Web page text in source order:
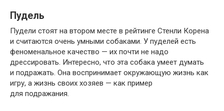
Пудель
Пудели стоят на втором месте в рейтинге Стенли Корена
и считаются очень умными собаками. У пуделей есть
феноменальное качество — их почти не надо
дрессировать. Интересно, что эта собака умеет думать
и подражать. Она воспринимает окружающую жизнь как
игру, а жизнь своих хозяев — как пример
для подражания.